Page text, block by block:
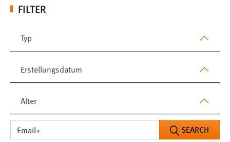
FILTER
Typ
Erstellungsdatum
Alter
SEARCH